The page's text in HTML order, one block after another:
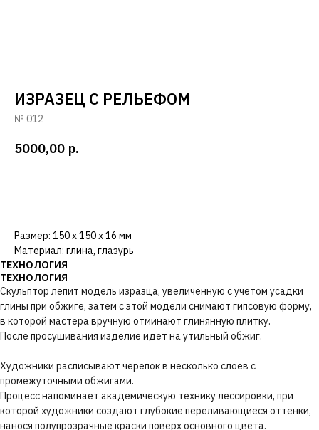
ИЗРАЗЕЦ С РЕЛЬЕФОМ
№ 012
5000,00 р.
Размер: 150 х 150 х 16 мм
Материал: глина, глазурь
ТЕХНОЛОГИЯ
ТЕХНОЛОГИЯ
Скульптор лепит модель изразца, увеличенную с учетом усадки
глины при обжиге, затем с этой модели снимают гипсовую форму,
в которой мастера вручную отминают глинянную плитку.
После просушивания изделие идет на утильный обжиг.
Художники расписывают черепок в несколько слоев с
промежуточными обжигами.
Процесс напоминает академическую технику лессировки, при
которой художники создают глубокие переливающиеся оттенки,
нанося полупрозрачные краски поверх основного цвета.